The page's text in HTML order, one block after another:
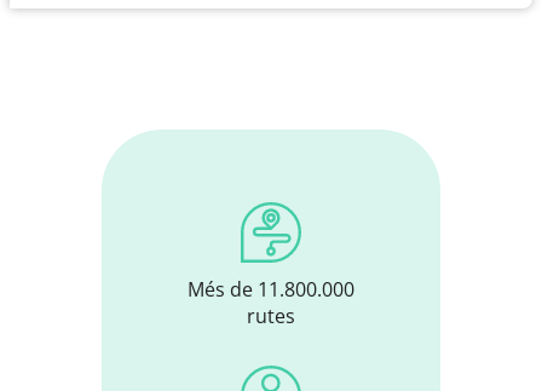
Més de 11.800.000
rutes